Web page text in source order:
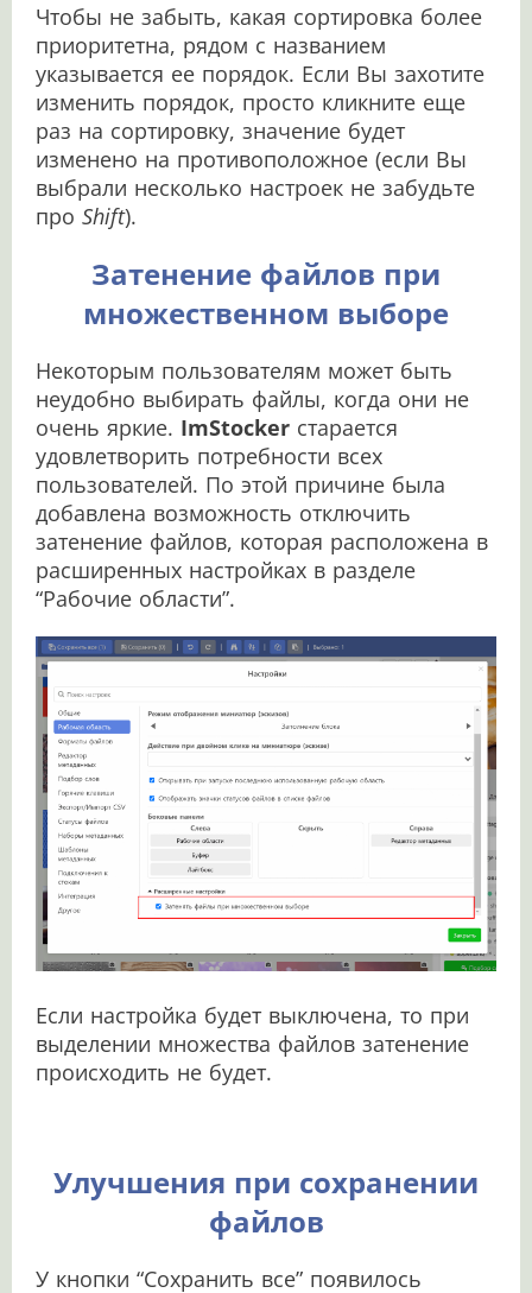
Чтобы не забыть, какая сортировка более
приоритетна, рядом с названием
указывается ее порядок. Если Вы захотите
изменить порядок, просто кликните еще
раз на сортировку, значение будет
изменено на противоположное (если Вы
выбрали несколько настроек не забудьте
про Shift).
Затенение файлов при
множественном выборе
Некоторым пользователям может быть
неудобно выбирать файлы, когда они не
очень яркие. ImStocker старается
удовлетворить потребности всех
пользователей. По этой причине была
добавлена возможность отключить
затенение файлов, которая расположена в
расширенных настройках в разделе
“Рабочие области”.
Если настройка будет выключена, то при
выделении множества файлов затенение
происходить не будет.
Улучшения при сохранении
файлов
У кнопки “Сохранить все” появилось